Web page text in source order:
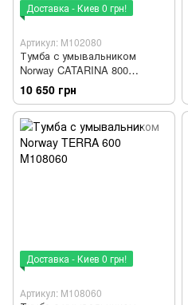
Доставка - Киев 0 грн!
Артикул: M102080
Тумба с умывальником
Norway CATARINA 800
M102080
10 650 грн
Доставка - Киев 0 грн!
Артикул: M108060